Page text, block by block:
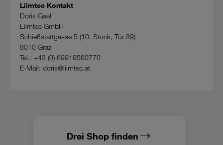
Liimtec Kontakt
Doris Gaal
Liimtec GmbH
Schießstattgasse 5 (10. Stock, Tür 39)
8010 Graz
Tel.: +43 (0) 69919560770
E-Mail: doris@liimtec.at
Drei Shop finden